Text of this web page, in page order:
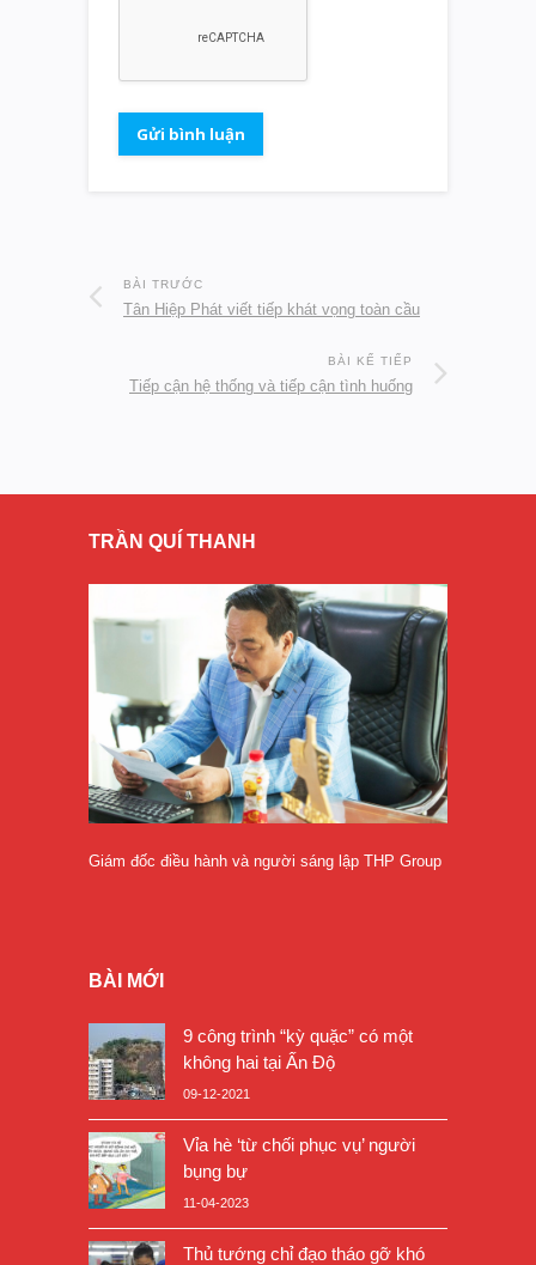
BÀI TRƯỚC
Tân Hiệp Phát viết tiếp khát vọng toàn cầu
BÀI KẾ TIẾP
Tiếp cận hệ thống và tiếp cận tình huống
TRẦN QUÍ THANH
Giám đốc điều hành và người sáng lập THP Group
BÀI MỚI
9 công trình “kỳ quặc” có một
không hai tại Ấn Độ
09-12-2021
Vỉa hè ‘từ chối phục vụ’ người
bụng bự
11-04-2023
Thủ tướng chỉ đạo tháo gỡ khó